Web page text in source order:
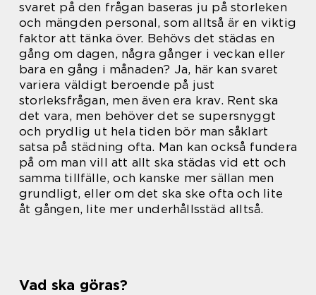
svaret på den frågan baseras ju på storleken
och mängden personal, som alltså är en viktig
faktor att tänka över. Behövs det städas en
gång om dagen, några gånger i veckan eller
bara en gång i månaden? Ja, här kan svaret
variera väldigt beroende på just
storleksfrågan, men även era krav. Rent ska
det vara, men behöver det se supersnyggt
och prydlig ut hela tiden bör man såklart
satsa på städning ofta. Man kan också fundera
på om man vill att allt ska städas vid ett och
samma tillfälle, och kanske mer sällan men
grundligt, eller om det ska ske ofta och lite
åt gången, lite mer underhållsstäd alltså.
Vad ska göras?